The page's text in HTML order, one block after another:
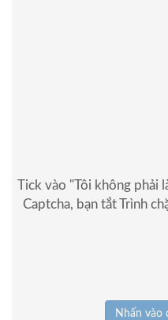
Tick vào "Tôi không phải
Captcha, bạn tắt Trình
Nhấn vào